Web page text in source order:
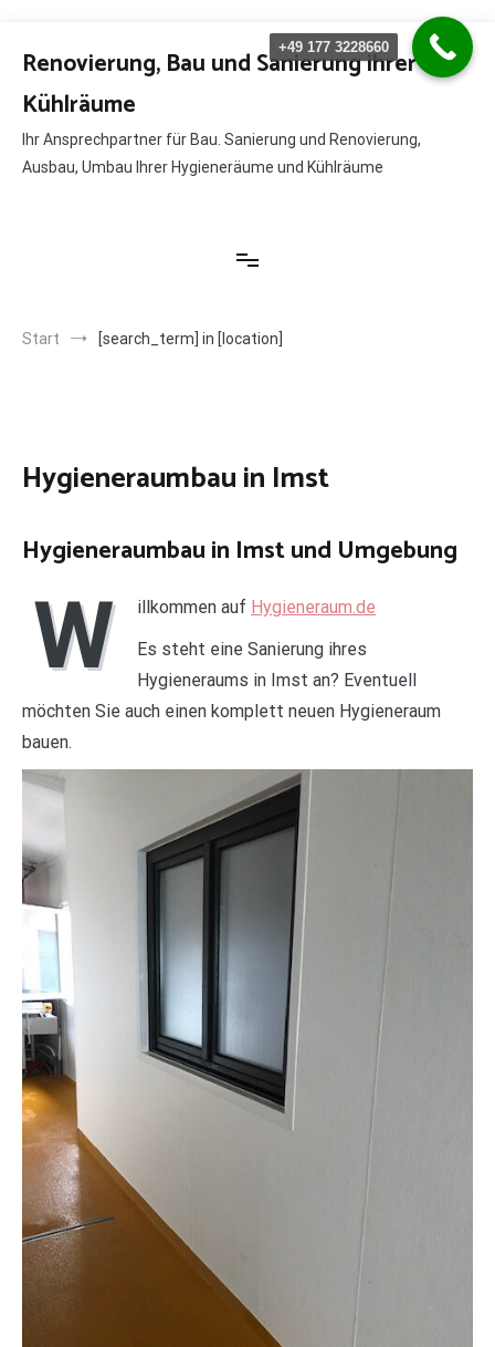
Inhalt
springen
Renovierung, Bau und Sanierung ihrer
Kühlräume
Ihr Ansprechpartner für Bau. Sanierung und Renovierung,
Ausbau, Umbau Ihrer Hygieneräume und Kühlräume
Start [search_term] in [location]
Hygieneraumbau in Imst
Hygieneraumbau in Imst und Umgebung
W illkommen auf Hygieneraum.de
Es steht eine Sanierung ihres
Hygieneraums in Imst an? Eventuell
möchten Sie auch einen komplett neuen Hygieneraum
bauen.
+49 177 3228660